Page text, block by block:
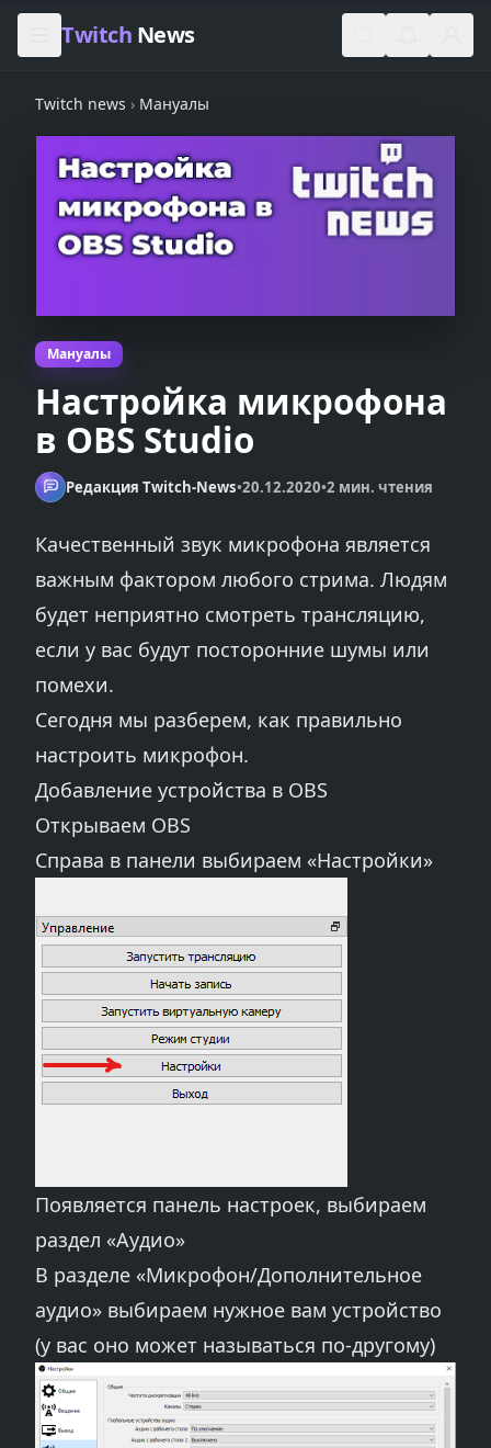
Skip to content
Twitch News
Twitch news › Мануалы
Мануалы
Настройка микрофона
в OBS Studio
Редакция Twitch-News•20.12.2020•2 мин. чтения
Качественный звук микрофона является
важным фактором любого стрима. Людям
будет неприятно смотреть трансляцию,
если у вас будут посторонние шумы или
помехи.
Сегодня мы разберем, как правильно
настроить микрофон.
Добавление устройства в OBS
Открываем OBS
Справа в панели выбираем «Настройки»
Появляется панель настроек, выбираем
раздел «Аудио»
В разделе «Микрофон/Дополнительное
аудио» выбираем нужное вам устройство
(у вас оно может называться по-другому)